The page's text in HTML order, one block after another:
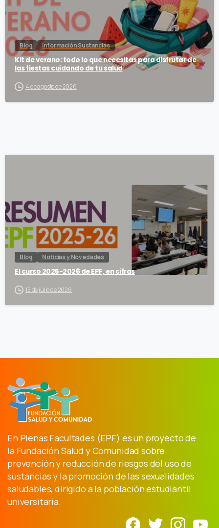
Blog Información Sustancias
Kit de verano: todo lo que necesitas para disfrutar de
las fiestas cuidando de tu salud
4 de agosto de 2026
Blog Noticias y Novedades
El curso 2025-2026 de EPF, en cifras
15 de julio de 2026
En Plenas Facultades (EPF) es un proyecto de
la Fundación Salud y Comunidad sobre
prevención y reducción de riesgos del uso de
sustancias y la promoción de las sexualidades
saludables, dirigido a la población estudiantil
universitaria.